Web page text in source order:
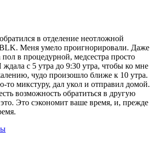
в отделение неотложной
Меня умело проигнорировали. Даже
пол в процедурной, медсестра просто
с 5 утра до 9:30 утра, чтобы ко мне
чудо произошло ближе к 10 утра.
то микстуру, дал укол и отправил домой.
возможность обратиться в другую
Это сэкономит ваше время, и, прежде